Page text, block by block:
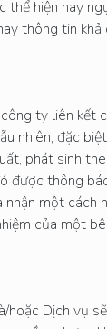
thể hiện hay
thông tin
ty liên kết
nhiên, đặc
phát sinh
thông
một
của một
Dịch vụ